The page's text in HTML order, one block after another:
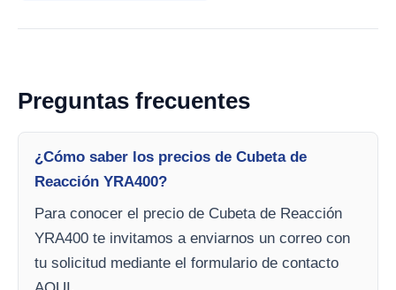
Preguntas frecuentes
¿Cómo saber los precios de Cubeta de
Reacción YRA400?
Para conocer el precio de Cubeta de Reacción
YRA400 te invitamos a enviarnos un correo con
tu solicitud mediante el formulario de contacto